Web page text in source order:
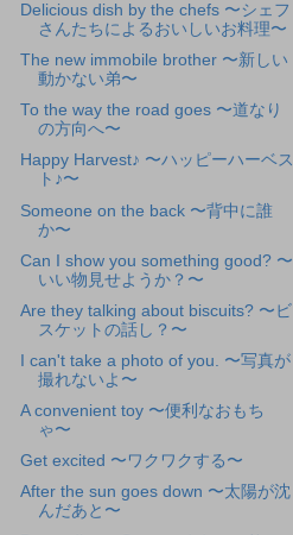
Delicious dish by the chefs 〜シェフ
さんたちによるおいしいお料理〜
The new immobile brother 〜新しい
動かない弟〜
To the way the road goes 〜道なり
の方向へ〜
Happy Harvest♪ 〜ハッピーハーベス
ト♪〜
Someone on the back 〜背中に誰
か〜
Can I show you something good? 〜
いい物見せようか？〜
Are they talking about biscuits? 〜ビ
スケットの話し？〜
I can't take a photo of you. 〜写真が
撮れないよ〜
A convenient toy 〜便利なおもち
ゃ〜
Get excited 〜ワクワクする〜
After the sun goes down 〜太陽が沈
んだあと〜